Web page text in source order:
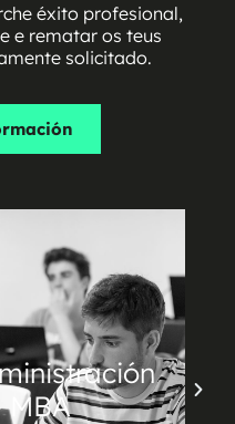
éxito profesional,
e rematar os teus
solicitado.
MBA